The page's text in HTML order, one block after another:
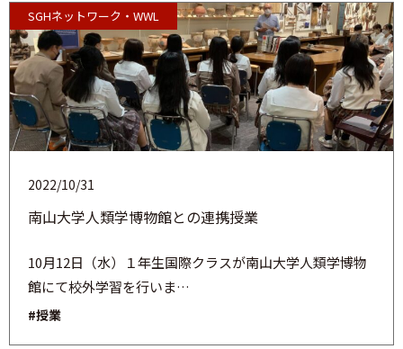
南山大学人類学博物館との連携授業
2022/10/31
10月12日（水）１年生国際クラスが南山大学人類学博物
館にて校外学習を行いま…
#授業
SGHネットワーク・WWL